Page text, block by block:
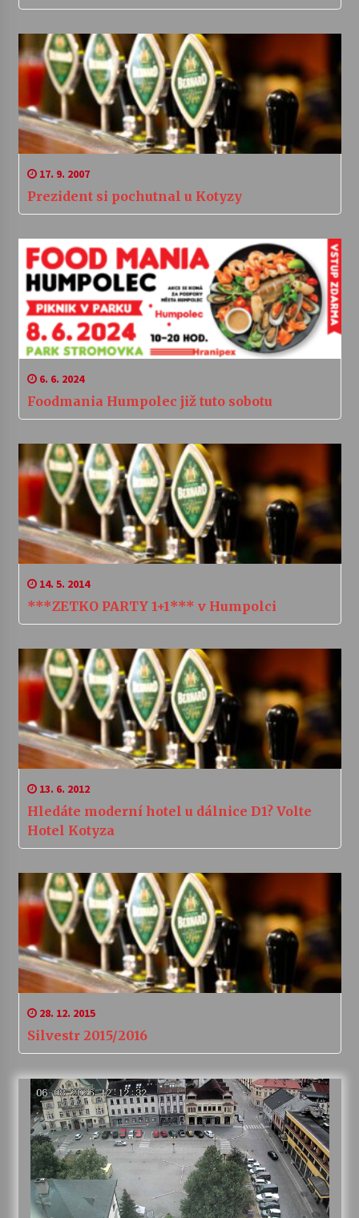
17. 9. 2007
Prezident si pochutnal u Kotyzy
6. 6. 2024
Foodmania Humpolec již tuto sobotu
14. 5. 2014
***ZETKO PARTY 1+1*** v Humpolci
13. 6. 2012
Hledáte moderní hotel u dálnice D1? Volte
Hotel Kotyza
28. 12. 2015
Silvestr 2015/2016